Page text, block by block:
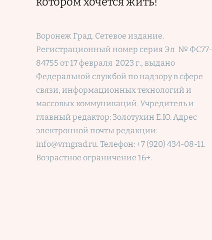
Воронеж Град. Сетевое издание.
Регистрационный номер серия Эл № ФС77-
84755 от 17 февраля 2023 г., выдано
Федеральной службой по надзору в сфере
связи, информационных технологий и
массовых коммуникаций. Учредитель и
главный редактор: Золотухин Е.Ю. Адрес
электронной почты редакции:
info@vrngrad.ru. Телефон: +7 (920) 434-08-11.
Возрастное ограничение 16+.